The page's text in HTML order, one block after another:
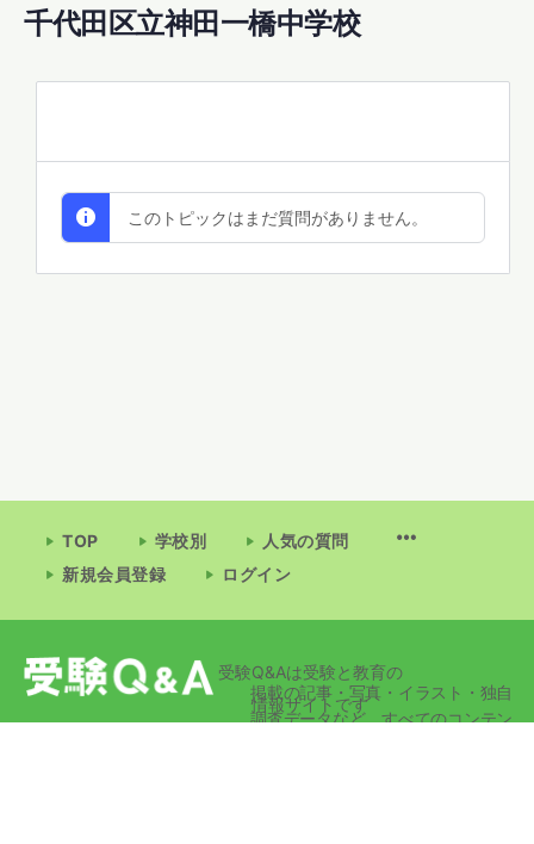
千代田区立神田一橋中学校
このトピックはまだ質問がありません。
TOP 学校別
人気の質問
新規会員登録
ログイン
受験Q&Aは受験と教育の
情報サイトです
掲載の記事・写真・イラスト・独自
調査データなど、すべてのコンテン